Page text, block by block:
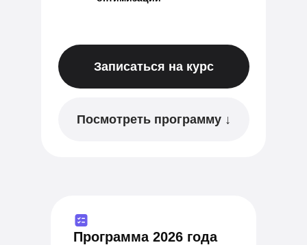
Записаться на курс
Посмотреть программу ↓
Программа 2026 года